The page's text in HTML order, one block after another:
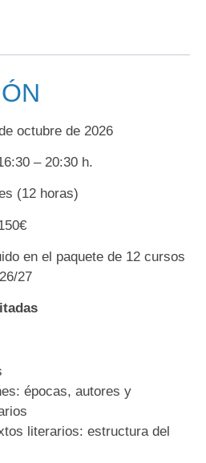
octubre de 2026
– 20:30 h.
(12 horas)
en el paquete de 12 cursos
27
épocas, autores y
literarios: estructura del